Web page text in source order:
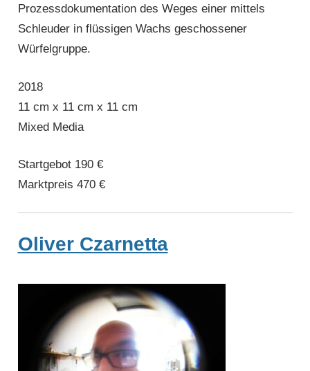
Prozessdokumentation des Weges einer mittels
Schleuder in flüssigen Wachs geschossener
Würfelgruppe.
2018
11 cm x 11 cm x 11 cm
Mixed Media
Startgebot 190 €
Marktpreis 470 €
Oliver Czarnetta